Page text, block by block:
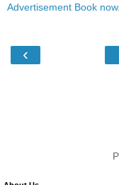
Advertisement Book now.
‹